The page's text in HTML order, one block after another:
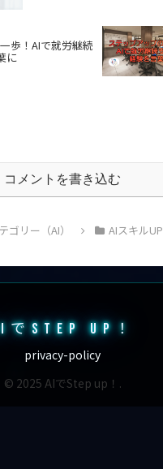
歩！AIで就労継続
に
コメントを書き込む
ゴリー（AI） AIスキルUP
でSTEP UP！
privacy-policy
© 2025 AIでStep up！.